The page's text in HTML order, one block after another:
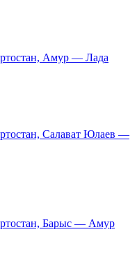
Амур — Лада
Салават Юлаев —
Барыс — Амур